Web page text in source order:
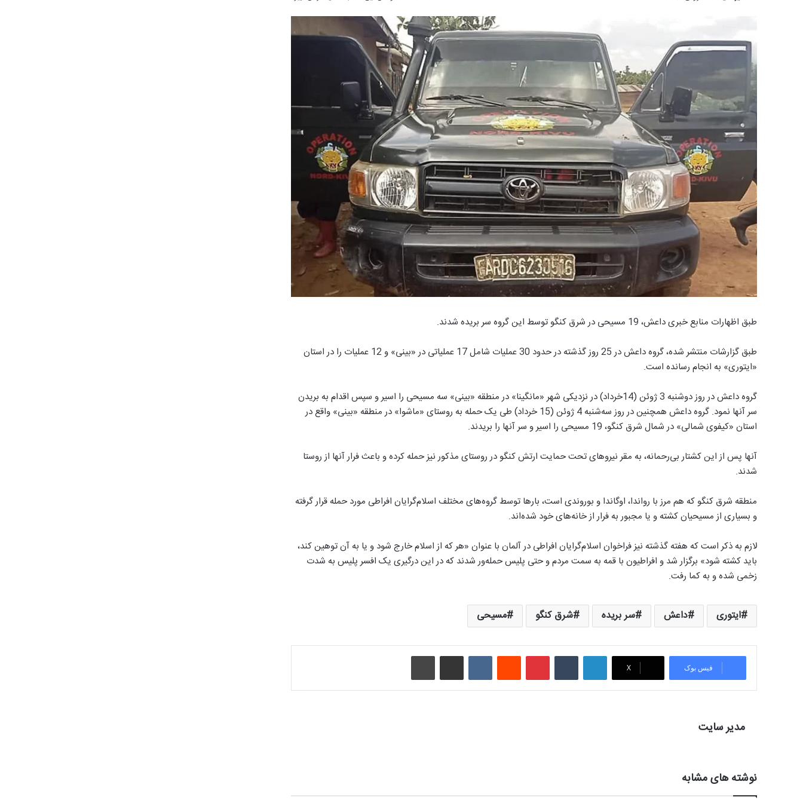
طبق اظهارات منابع خبری داعش، 19 مسیحی در شرق کنگو توسط این گروه سر بریده شدند.
طبق گزارشات منتشر شده، گروه داعش در 25 روز گذشته در حدود 30 عملیات شامل 17 عملیاتی در «بینی» و 12 عملیات را در استان
«ایتوری» به انجام رسانده است.
گروه داعش در روز دوشنبه 3 ژوئن (14خرداد) در نزدیکی شهر «مانگینا» در منطقه «بینی» سه مسیحی را اسیر و سپس اقدام به بریدن
سر آنها نمود. گروه داعش همچنین در روز سه‌شنبه 4 ژوئن (15 خرداد) طی یک حمله به روستای «ماشوا» در منطقه «بینی» واقع در
استان «کیفوی شمالی» در شمال شرق کنگو، 19 مسیحی را اسیر و سر آنها را بریدند.
آنها پس از این کشتار بی‌رحمانه، به مقر نیروهای تحت حمایت ارتش کنگو در روستای مذکور نیز حمله کرده و باعث فرار آنها از روستا
شدند.
منطقه شرق کنگو که هم مرز با رواندا، اوگاندا و بوروندی است، بارها توسط گروه‌های مختلف اسلام‌گرایان افراطی مورد حمله قرار گرفته
و بسیاری از مسیحیان کشته و یا مجبور به فرار از خانه‌های خود شده‌اند.
لازم به ذکر است که هفته گذشته نیز فراخوان اسلام‌گرایان افراطی در آلمان با عنوان «هر که از اسلام خارج شود و یا به آن توهین کند،
باید کشته شود» برگزار شد و افراطیون با قمه به سمت مردم و حتی پلیس حمله‌ور شدند که در این درگیری یک افسر پلیس به شدت
زخمی شده و به کما رفت.
ایتوری داعش سر بریده شرق کنگو مسیحی
فیس بوک X
لینکدین ‫تامبلر ‫پین‌ترست‫رددیت ‫VKontakte
اشتراک گذاری از طریق ایمیل چاپ
مدیر سایت
نوشته های مشابه